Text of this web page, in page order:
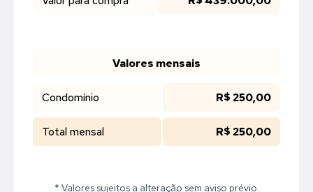
Valores mensais
Condomínio R$ 250,00
Total mensal R$ 250,00
* Valores sujeitos a alteração sem aviso prévio.